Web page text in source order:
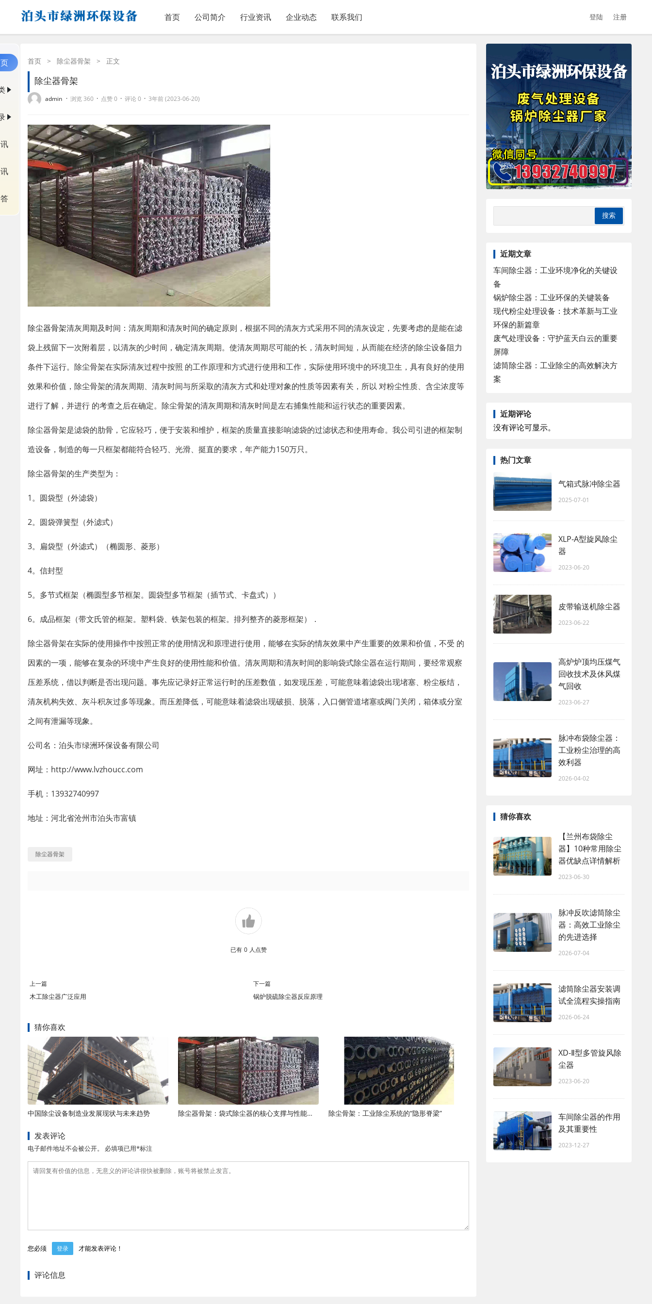
首页 公司简介 行业资讯 企业动态 联系我们 登陆 注册
首页 > 除尘器骨架 > 正文
除尘器骨架
admin · 浏览 360 · 点赞 0 · 评论 0 · 3年前 (2023-06-20)
除尘器骨架清灰周期及时间：清灰周期和清灰时间的确定原则，根据不同的清灰方式采用不同的清灰设定，先要考虑的是能在滤
袋上残留下一次附着层，以清灰的少时间，确定清灰周期。使清灰周期尽可能的长，清灰时间短，从而能在经济的除尘设备阻力
条件下运行。除尘骨架在实际清灰过程中按照 的工作原理和方式进行使用和工作，实际使用环境中的环境卫生，具有良好的使用
效果和价值，除尘骨架的清灰周期、清灰时间与所采取的清灰方式和处理对象的性质等因素有关，所以 对粉尘性质、含尘浓度等
进行了解，并进行 的考查之后在确定。除尘骨架的清灰周期和清灰时间是左右捕集性能和运行状态的重要因素。
除尘器骨架是滤袋的肋骨，它应轻巧，便于安装和维护，框架的质量直接影响滤袋的过滤状态和使用寿命。我公司引进的框架制
造设备，制造的每一只框架都能符合轻巧、光滑、挺直的要求，年产能力150万只。
除尘器骨架的生产类型为：
1。圆袋型（外滤袋）
2。圆袋弹簧型（外滤式）
3。扁袋型（外滤式）（椭圆形、菱形）
4。信封型
5。多节式框架（椭圆型多节框架。圆袋型多节框架（插节式、卡盘式））
6。成品框架（带文氏管的框架。塑料袋、铁架包装的框架。排列整齐的菱形框架）．
除尘器骨架在实际的使用操作中按照正常的使用情况和原理进行使用，能够在实际的情灰效果中产生重要的效果和价值，不受 的
因素的一项，能够在复杂的环境中产生良好的使用性能和价值。清灰周期和清灰时间的影响袋式除尘器在运行期间，要经常观察
压差系统，借以判断是否出现问题。事先应记录好正常运行时的压差数值，如发现压差，可能意味着滤袋出现堵塞、粉尘板结，
清灰机构失效、灰斗积灰过多等现象。而压差降低，可能意味着滤袋出现破损、脱落，入口侧管道堵塞或阀门关闭，箱体或分室
之间有泄漏等现象。
公司名：泊头市绿洲环保设备有限公司
网址：http://www.lvzhoucc.com
手机：13932740997
地址：河北省沧州市泊头市富镇
除尘器骨架
已有 0 人点赞
上一篇
木工除尘器广泛应用
下一篇
锅炉脱硫除尘器反应原理
猜你喜欢
中国除尘设备制造业发展现状与未来趋势 除尘器骨架：袋式除尘器的核心支撑与性能保障 除尘骨架：工业除尘系统的“隐形脊梁”
发表评论
电子邮件地址不会被公开。 必填项已用*标注
您必须 登录 才能发表评论！
评论信息
近期文章
车间除尘器：工业环境净化的关键设
备
锅炉除尘器：工业环保的关键装备
现代粉尘处理设备：技术革新与工业
环保的新篇章
废气处理设备：守护蓝天白云的重要
屏障
滤筒除尘器：工业除尘的高效解决方
案
近期评论
没有评论可显示。
热门文章
气箱式脉冲除尘器
2025-07-01
XLP-A型旋风除尘
器
2023-06-20
皮带输送机除尘器
2023-06-22
高炉炉顶均压煤气
回收技术及休风煤
气回收
2023-06-27
脉冲布袋除尘器：
工业粉尘治理的高
效利器
2026-04-02
猜你喜欢
【兰州布袋除尘
器】10种常用除尘
器优缺点详情解析
2023-06-30
脉冲反吹滤筒除尘
器：高效工业除尘
的先进选择
2026-07-04
滤筒除尘器安装调
试全流程实操指南
2026-06-24
XD-Ⅱ型多管旋风除
尘器
2023-06-20
车间除尘器的作用
及其重要性
2023-12-27